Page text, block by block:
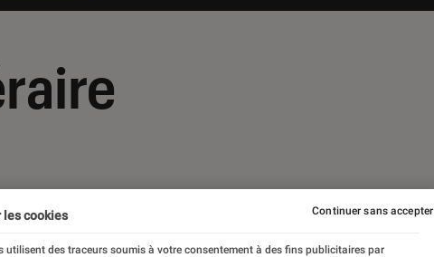
les cookies
utilisent des traceurs soumis à votre consentement à des fins publicitaires par
Continuer sans accepter